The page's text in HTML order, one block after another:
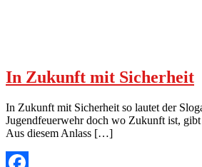
In Zukunft mit Sicherheit
In Zukunft mit Sicherheit so lautet der
Jugendfeuerwehr doch wo Zukunft ist,
Aus diesem Anlass […]